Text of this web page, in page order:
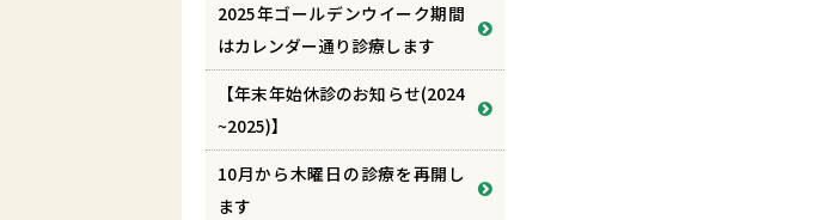
2025年ゴールデンウイーク期間
はカレンダー通り診療します
【年末年始休診のお知らせ(2024
~2025)】
10月から木曜日の診療を再開し
ます